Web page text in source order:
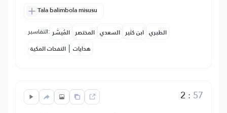
Tala balimbola misusu
التفاسير: المُيسَّر المختصر السعدي ابن كثير الطبري
النفحات المكية | هدايات
2 : 57